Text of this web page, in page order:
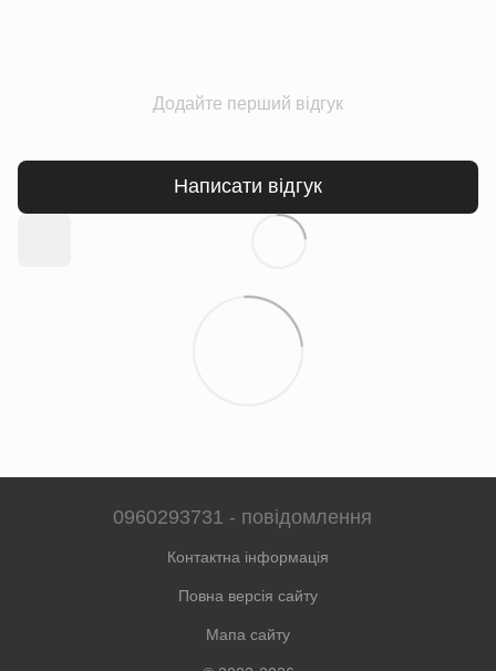
Додайте перший відгук
Написати відгук
0960293731 - повідомлення
Контактна інформація
Повна версія сайту
Мапа сайту